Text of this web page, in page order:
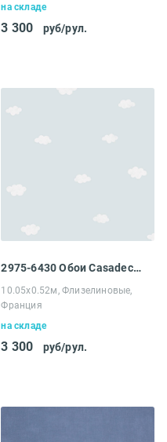
на складе
3 300 руб/рул.
2975-6430 Обои Casadeco My little world
10.05х0.52м, Флизелиновые,
Франция
на складе
3 300 руб/рул.